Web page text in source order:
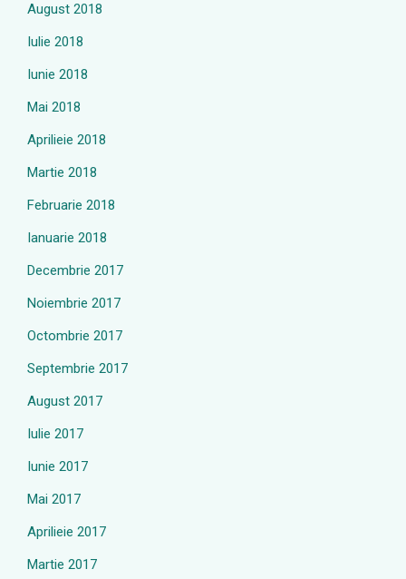
August 2018
Iulie 2018
Iunie 2018
Mai 2018
Aprilieie 2018
Martie 2018
Februarie 2018
Ianuarie 2018
Decembrie 2017
Noiembrie 2017
Octombrie 2017
Septembrie 2017
August 2017
Iulie 2017
Iunie 2017
Mai 2017
Aprilieie 2017
Martie 2017